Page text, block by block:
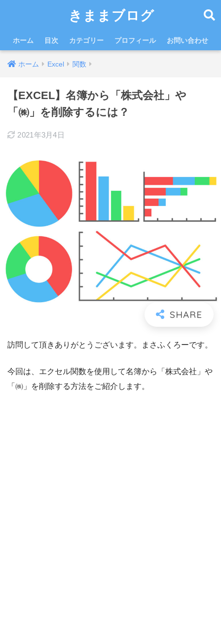
きままブログ
ホーム 目次 カテゴリー プロフィール お問い合わせ
ホーム Excel 関数
【EXCEL】名簿から「株式会社」や
「㈱」を削除するには？
2021年3月4日
訪問して頂きありがとうございます。まさふくろーです。
今回は、エクセル関数を使用して名簿から「株式会社」や
「㈱」を削除する方法をご紹介します。